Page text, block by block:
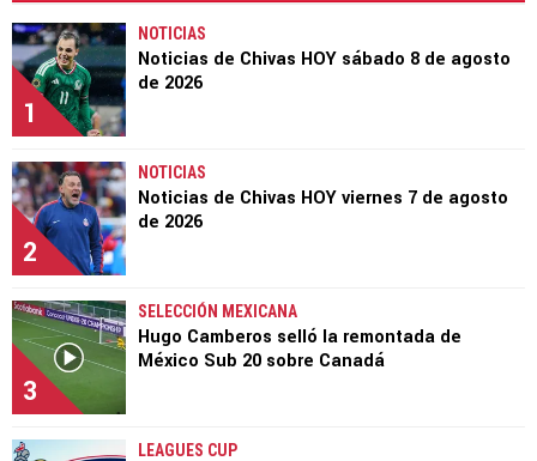
1
NOTICIAS
Noticias de Chivas HOY sábado 8 de agosto
de 2026
2
NOTICIAS
Noticias de Chivas HOY viernes 7 de agosto
de 2026
3
SELECCIÓN MEXICANA
Hugo Camberos selló la remontada de
México Sub 20 sobre Canadá
LEAGUES CUP